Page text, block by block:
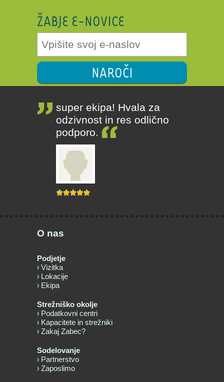
ŽABJE E-NOVICE
NAROČI
super ekipa! Hvala za
odzivnost in res odlično
podporo.
O nas
Podjetje
Vizitka
Lokacije
Ekipa
Strežniško okolje
Podatkovni centri
Kapacitete in strežniki
Zakaj Zabec?
Sodelovanje
Partnerstvo
Zaposlimo